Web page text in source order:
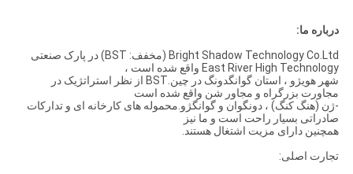
درباره ما:
Bright Shadow Technology Co.Ltd (مخفف: BST) در پارک صنعتی
East River High Technology واقع شده است ،
شهر هویژو ، استان گوانگدونگ در چین.BST از نظر استراتژیک در
مجاورت بزرگراه و مجاور شن واقع شده است
-ژن (هنگ کنگ) ، دونگوان و گوانگژو.محموله های کارخانه ای و تدارکات
صادراتی بسیار راحت است و ما نیز
همچنین دارای مزیت اشتغال هستند.
تجارت اصلی: